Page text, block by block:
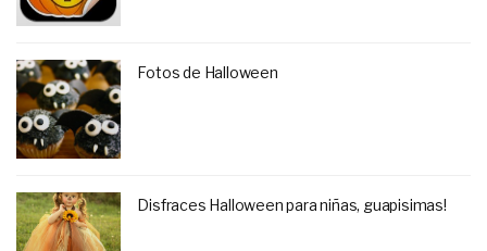
Fotos de Halloween
Disfraces Halloween para niñas, guapisimas!